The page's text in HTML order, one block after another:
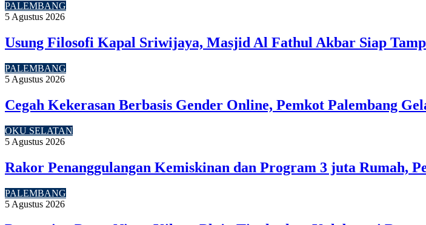
PALEMBANG
5 Agustus 2026
Usung Filosofi Kapal Sriwijaya, Masjid Al Fathul Akbar Siap
PALEMBANG
5 Agustus 2026
Cegah Kekerasan Berbasis Gender Online, Pemkot Palembang
OKU SELATAN
5 Agustus 2026
Rakor Penanggulangan Kemiskinan dan Program 3 juta Rumah,
PALEMBANG
5 Agustus 2026